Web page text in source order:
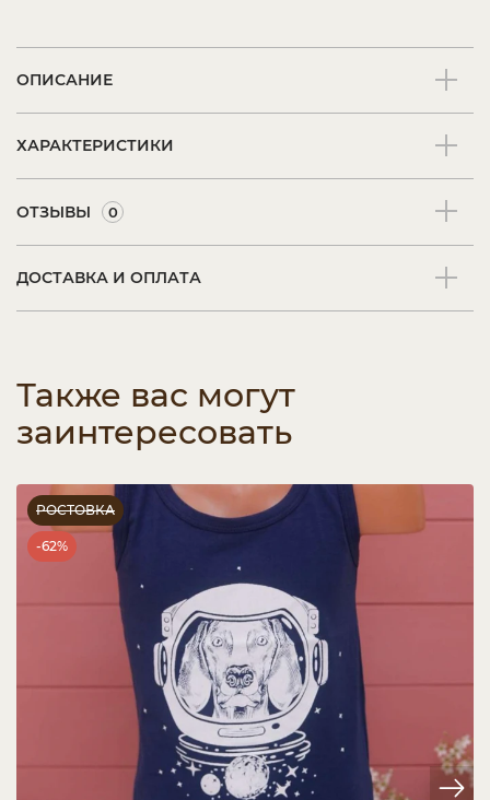
ОПИСАНИЕ
ХАРАКТЕРИСТИКИ
ОТЗЫВЫ 0
ДОСТАВКА И ОПЛАТА
Также вас могут
заинтересовать
РОСТОВКА
-62%